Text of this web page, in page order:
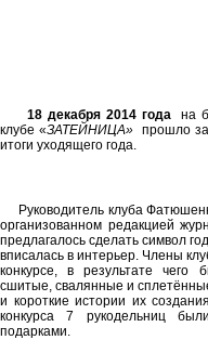
18 декабря 2014 года
на
клубе «ЗАТЕЙНИЦА» прошло
итоги уходящего года.
Руководитель клуба
организованном редакцией
предлагалось сделать символ
вписалась в интерьер. Члены
конкурсе, в результате чего
сшитые, свалянные и
и короткие истории их
конкурса 7 рукодельниц
подарками.